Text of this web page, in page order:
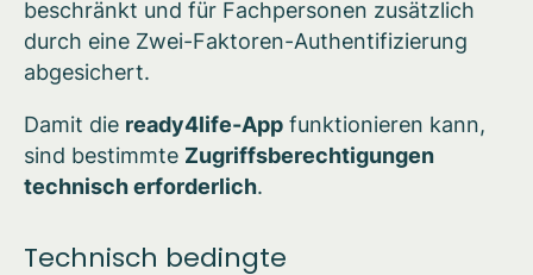
beschränkt und für Fachpersonen zusätzlich
durch eine Zwei-Faktoren-Authentifizierung
abgesichert.
Damit die ready4life-App funktionieren kann,
sind bestimmte Zugriffsberechtigungen
technisch erforderlich.
Technisch bedingte